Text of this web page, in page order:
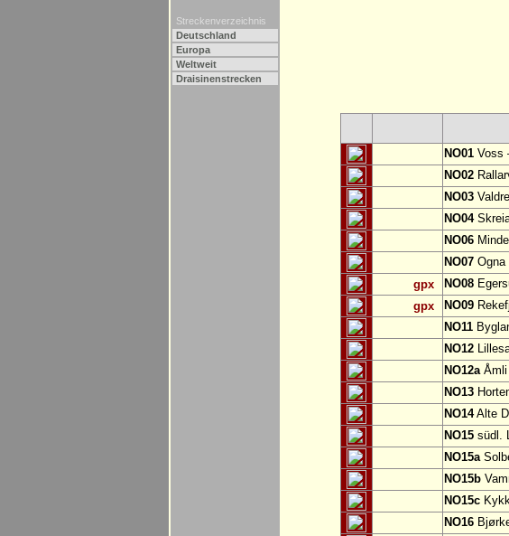
Streckenverzeichnis
Deutschland
Europa
Weltweit
Draisinenstrecken
NO01 Voss
NO02
NO03
NO04
NO06
NO07 Ogna
gpx
NO08
gpx
NO09
NO11
NO12
NO12aÅmli
NO13
NO14Alte
NO15 südl.
NO15a
NO15b
NO15c
NO16